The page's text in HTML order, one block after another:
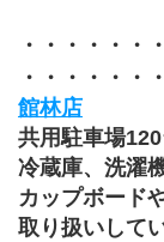
・・・・・・
・・・・・・・
館林店
共用駐車場120
冷蔵庫、洗濯
カップボード
取り扱いして